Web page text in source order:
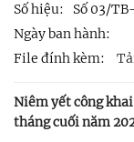
Số hiệu:
Số 03/
Ngày ban hành:
File đính kèm:
Niêm yết công
tháng cuối năm